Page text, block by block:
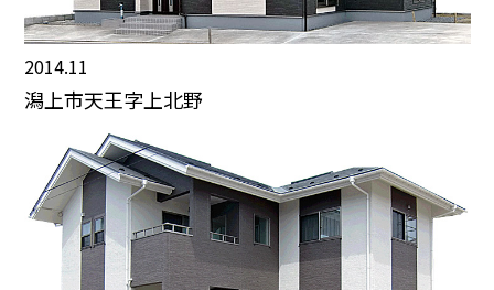
2014.11
潟上市天王字上北野